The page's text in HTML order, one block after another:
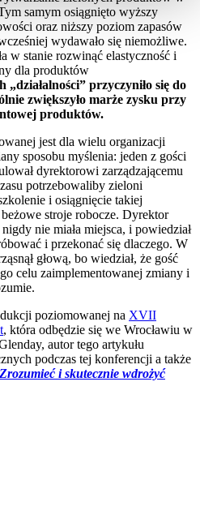
samym osiągnięto wyższy
oraz niższy poziom zapasów
wydawało się niemożliwe.
w stanie rozwinąć elastyczność i
dla produktów
„działalności” przyczyniło się do
zwiększyło marże zysku przy
produktów.
jest dla wielu organizacji
sposobu myślenia: jeden z gości
dyrektorowi zarządzającemu
potrzebowaliby zieloni
i osiągnięcie takiej
stroje robocze. Dyrektor
nie miała miejsca, i powiedział
i przekonać się dlaczego. W
głową, bo wiedział, że gość
celu zaimplementowanej zmiany i
poziomowanej na XVII
, która odbędzie się we Wrocławiu w
autor tego artykułu
podczas tej konferencji a także
Zrozumieć i skutecznie wdrożyć